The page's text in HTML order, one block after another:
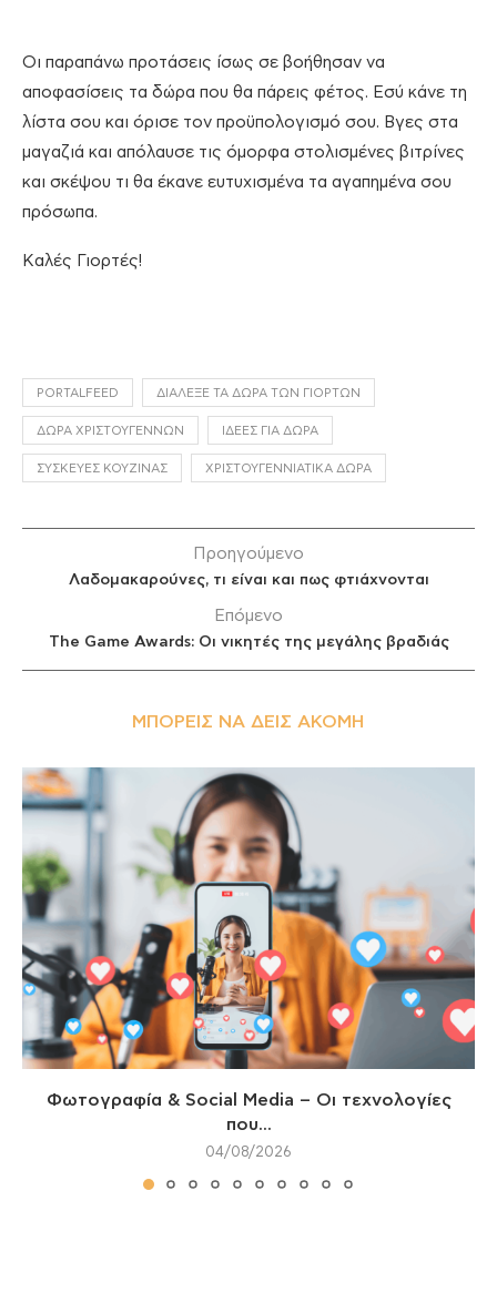
Οι παραπάνω προτάσεις ίσως σε βοήθησαν να
αποφασίσεις τα δώρα που θα πάρεις φέτος. Εσύ κάνε τη
λίστα σου και όρισε τον προϋπολογισμό σου. Βγες στα
μαγαζιά και απόλαυσε τις όμορφα στολισμένες βιτρίνες
και σκέψου τι θα έκανε ευτυχισμένα τα αγαπημένα σου
πρόσωπα.
Καλές Γιορτές!
PORTALFEED ΔΙΆΛΕΞΕ ΤΑ ΔΏΡΑ ΤΩΝ ΓΙΟΡΤΏΝ
ΔΏΡΑ ΧΡΙΣΤΟΥΓΈΝΝΩΝ ΙΔΈΕΣ ΓΙΑ ΔΏΡΑ
ΣΥΣΚΕΥΈΣ ΚΟΥΖΊΝΑΣ ΧΡΙΣΤΟΥΓΕΝΝΙΆΤΙΚΑ ΔΏΡΑ
Προηγούμενο
Λαδομακαρούνες, τι είναι και πως φτιάχνονται
Επόμενο
The Game Awards: Οι νικητές της μεγάλης βραδιάς
ΜΠΟΡΕΊΣ ΝΑ ΔΕΙΣ ΑΚΌΜΗ
Φωτογραφία & Social Media – Οι τεχνολογίες
που...
04/08/2026